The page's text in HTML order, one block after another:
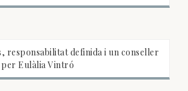
responsabilitat definida i un conseller
Eulàlia Vintró